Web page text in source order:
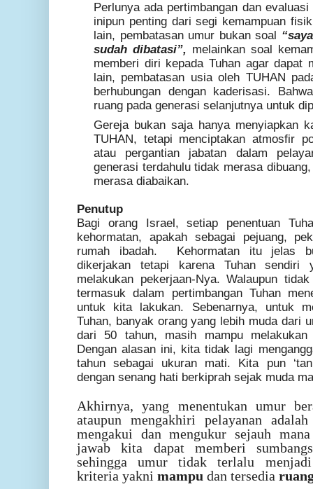
Perlunya ada pertimbangan dan
inipun penting dari segi kemampuan
lain, pembatasan umur bukan soal
sudah dibatasi”, melainkan soal
memberi diri kepada Tuhan agar dapat
lain, pembatasan usia oleh TUHAN
berhubungan dengan kaderisasi.
ruang pada generasi selanjutnya untuk
Gereja bukan saja hanya menyiapkan
TUHAN, tetapi menciptakan atmosfir
atau pergantian jabatan dalam
generasi terdahulu tidak merasa
merasa diabaikan.
Penutup
Bagi orang Israel, setiap penentuan
kehormatan, apakah sebagai pejuang,
rumah ibadah. Kehormatan itu jelas
dikerjakan tetapi karena Tuhan sendiri
melakukan pekerjaan-Nya.Walaupun
termasuk dalam pertimbangan Tuhan
untuk kita lakukan. Sebenarnya, untuk
Tuhan, banyak orang yang lebih muda dari
dari 50 tahun, masih mampu
Dengan alasan ini, kita tidak lagi
tahun sebagai ukuran mati. Kita pun
dengan senang hati berkiprah sejak muda
Akhirnya, yang menentukan umur
ataupun mengakhiri pelayanan
mengakui dan mengukur sejauh
jawab kita dapat memberi
sehingga umur tidak terlalu menjadi
kriteria yakni mampu dan tersedia